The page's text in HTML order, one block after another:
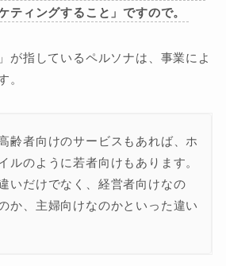
ティングすること」ですので。
が指しているペルソナは、事業によ
。
齢者向けのサービスもあれば、ホ
ルのように若者向けもあります。
いだけでなく、経営者向けなの
か、主婦向けなのかといった違い